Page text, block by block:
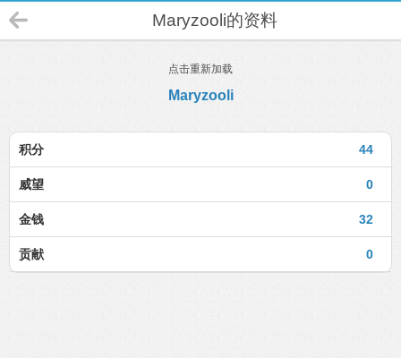
Maryzooli的资料
点击重新加载
Maryzooli
44
积分
0
威望
32
金钱
0
贡献